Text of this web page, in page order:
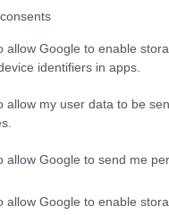
allow Google to enable
identifiers in apps.
allow my user data to be
allow Google to send me
allow Google to enable
a
a rendező a
az
este telt
a